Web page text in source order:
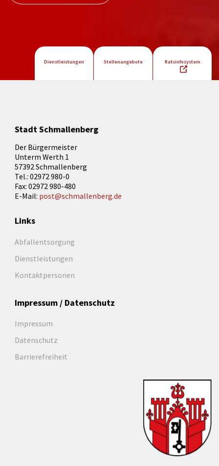
Dienstleistungen Stellenangebote Ratsinfosystem
Stadt Schmallenberg
Der Bürgermeister
Unterm Werth 1
57392 Schmallenberg
Tel.: 02972 980-0
Fax: 02972 980-480
E-Mail: post@schmallenberg.de
Links
Abfallentsorgung
Dienstleistungen
Kontaktpersonen
Impressum / Datenschutz
Impressum
Datenschutz
Barrierefreiheit